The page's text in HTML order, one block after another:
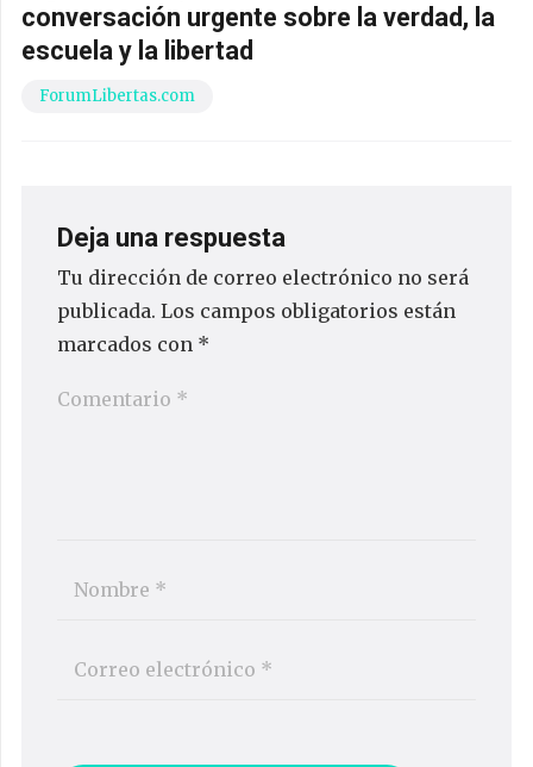
conversación urgente sobre la verdad, la
escuela y la libertad
ForumLibertas.com
Deja una respuesta
Tu dirección de correo electrónico no será
publicada. Los campos obligatorios están
marcados con *